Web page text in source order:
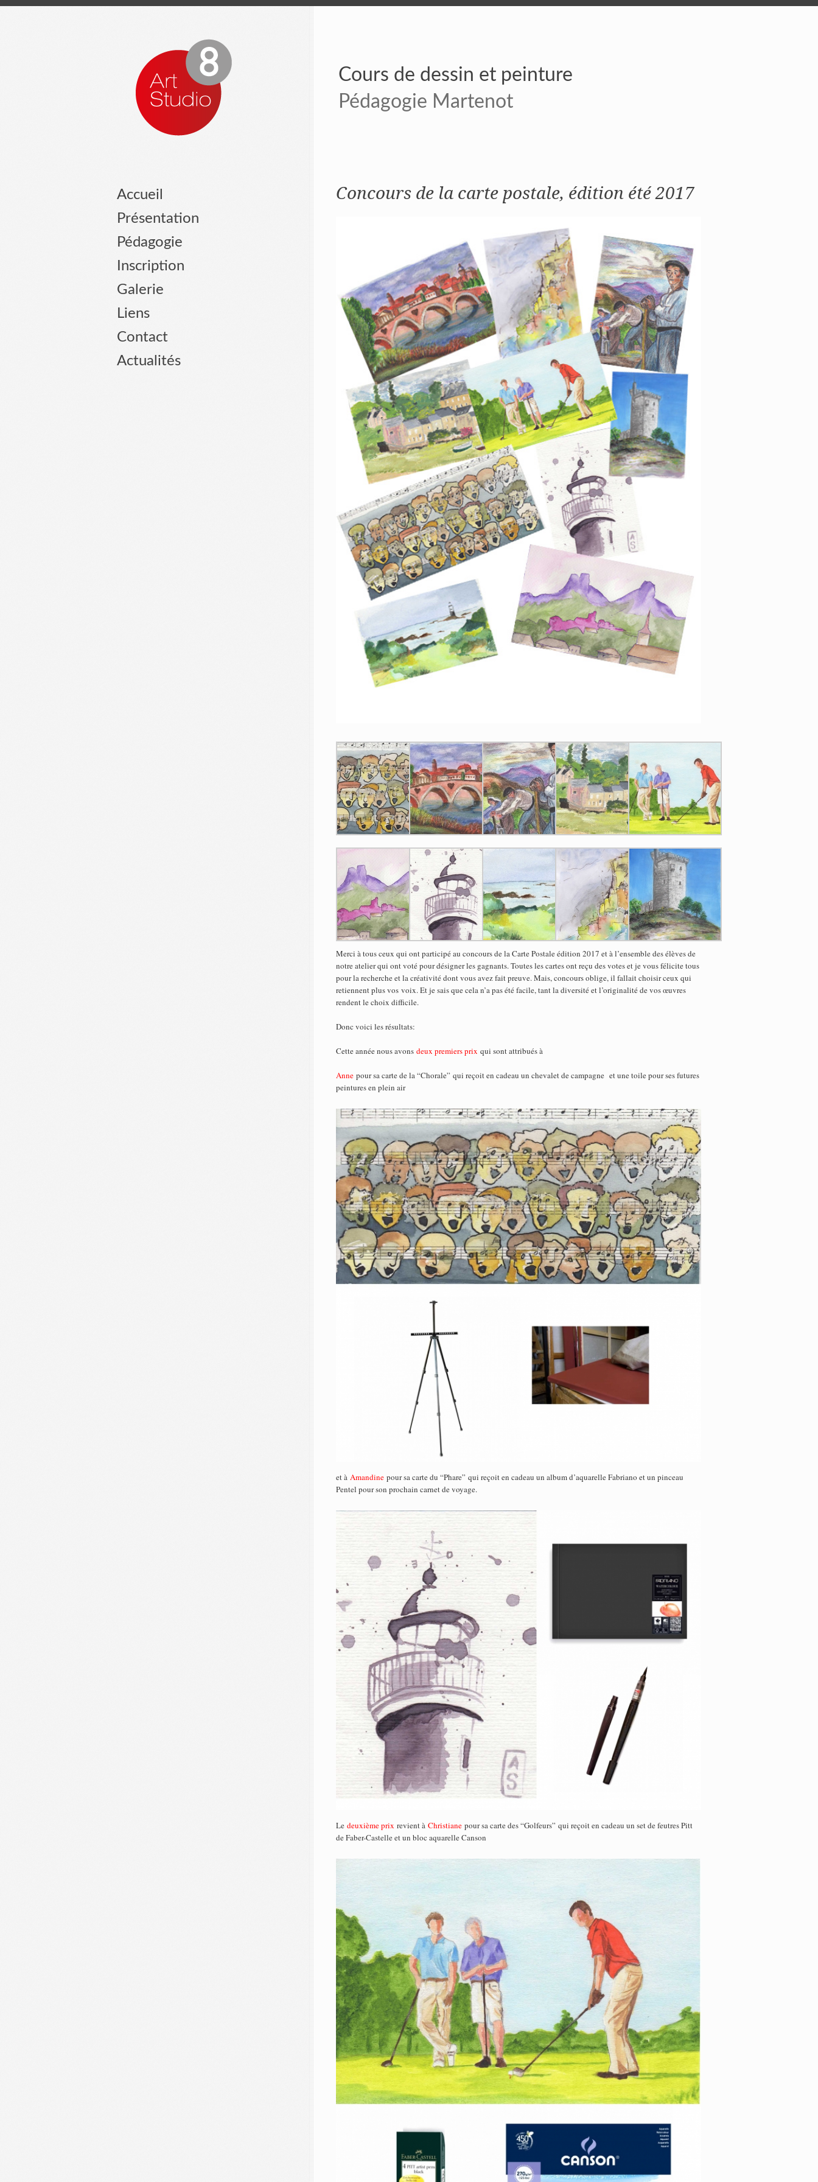
Cours de dessin et peinture
Pédagogie Martenot
Concours de la carte postale, édition été 2017
Merci à tous ceux qui ont participé au concours de la Carte Postale édition 2017 et à l’ensemble des élèves de
notre atelier qui ont voté pour désigner les gagnants. Toutes les cartes ont reçu des votes et je vous félicite tous
pour la recherche et la créativité dont vous avez fait preuve. Mais, concours oblige, il fallait choisir ceux qui
retiennent plus vos voix. Et je sais que cela n’a pas été facile, tant la diversité et l’originalité de vos œuvres
rendent le choix difficile.
Donc voici les résultats:
Cette année nous avons deux premiers prix qui sont attribués à
Anne pour sa carte de la “Chorale” qui reçoit en cadeau un chevalet de campagne et une toile pour ses futures
peintures en plein air
et à Amandine pour sa carte du “Phare” qui reçoit en cadeau un album d’aquarelle Fabriano et un pinceau
Pentel pour son prochain carnet de voyage.
Le deuxième prix revient à Christiane pour sa carte des “Golfeurs” qui reçoit en cadeau un set de feutres Pitt
de Faber-Castelle et un bloc aquarelle Canson
Accueil
Présentation
Pédagogie
Inscription
Galerie
Liens
Contact
Actualités